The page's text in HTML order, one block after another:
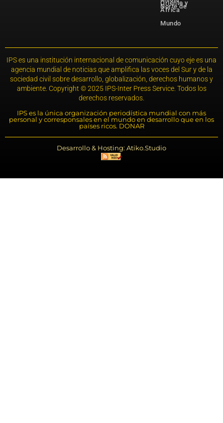
Oriente y
Norte de
África
Mundo
IPS es una institución internacional de comunicación cuyo eje es una
agencia mundial de noticias que amplifica las voces del Sur y de la
sociedad civil sobre desarrollo, globalización, derechos humanos y
ambiente. Copyright © 2025 IPS-Inter Press Service. Todos los
derechos reservados.
IPS es la única organización periodística mundial con más
personal y corresponsales en el mundo en desarrollo que en los
países ricos. DONAR
Desarrollo & Hosting: Atiko.Studio